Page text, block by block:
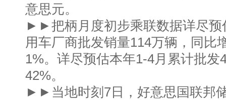
意思元。
►►把柄月度初步乘联数据详尽预
用车厂商批发销量114万辆，同比
1%。详尽预估本年1-4月累计批发
42%。
►►当地时刻7日，好意思国联邦